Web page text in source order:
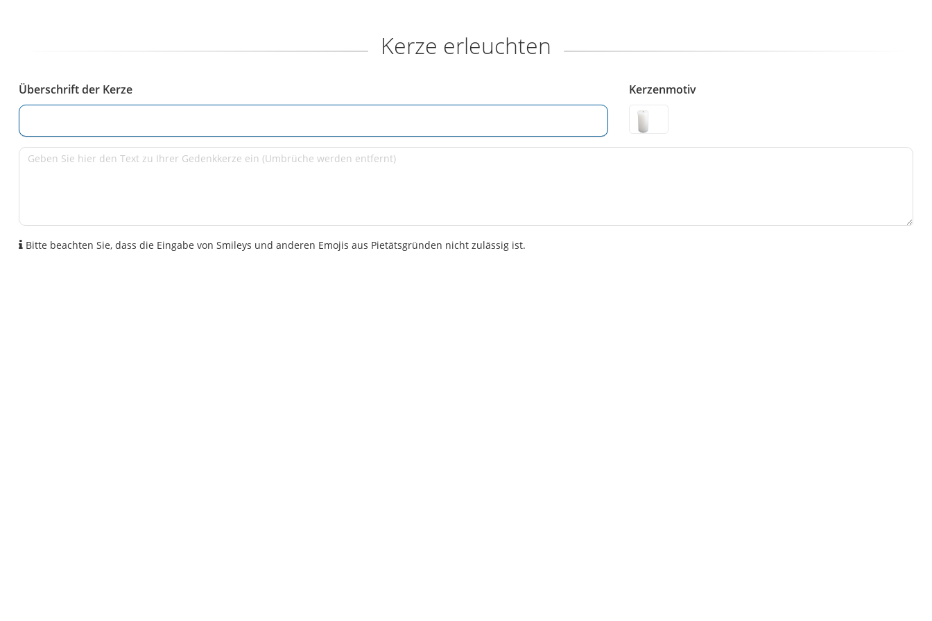
Kerze erleuchten
Überschrift der Kerze Kerzenmotiv
Bitte beachten Sie, dass die Eingabe von Smileys und anderen Emojis aus Pietätsgründen nicht zulässig ist.